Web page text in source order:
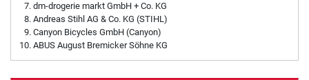
dm-drogerie markt GmbH + Co. KG
Andreas Stihl AG & Co. KG (STIHL)
Canyon Bicycles GmbH (Canyon)
ABUS August Bremicker Söhne KG